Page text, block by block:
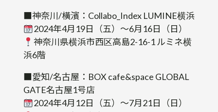
■神奈川/橫濱：Collabo_Index LUMINE横浜
2024年4月19日（五）～6月16日（日）
神奈川県横浜市西区高島2-16-1 ルミネ横
浜6階
■愛知/名古屋：BOX cafe&space GLOBAL
GATE名古屋1号店
2024年4月12日（五）～7月21日（日）